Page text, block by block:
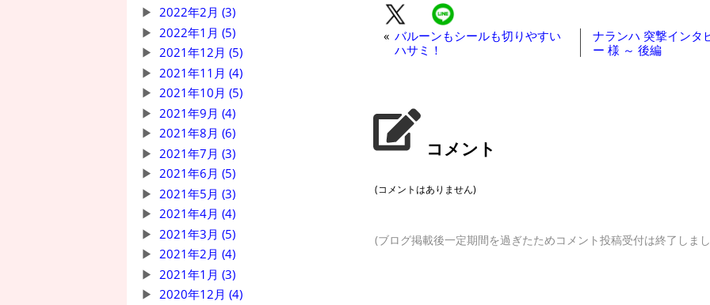
2022年2月 (3)
2022年1月 (5)
2021年12月 (5)
2021年11月 (4)
2021年10月 (5)
2021年9月 (4)
2021年8月 (6)
2021年7月 (3)
2021年6月 (5)
2021年5月 (3)
2021年4月 (4)
2021年3月 (5)
2021年2月 (4)
2021年1月 (3)
2020年12月 (4)
« バルーンもシールも切りやすい
ハサミ！
ナランハ 突撃インタ
ー 様 ～ 後編
コメント
(コメントはありません)
(ブログ掲載後一定期間を過ぎたためコメント投稿受付は終了しま